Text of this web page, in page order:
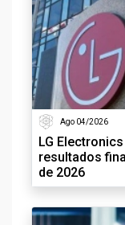
Ago 04/2026
LG
resultados
de 2026